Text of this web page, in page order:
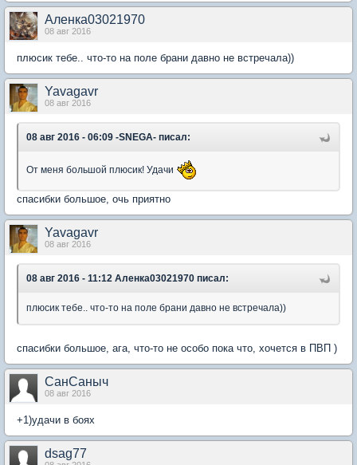
Аленка03021970
08 авг 2016
плюсик тебе.. что-то на поле брани давно не встречала))
Yavagavr
08 авг 2016
08 авг 2016 - 06:09 -SNEGA- писал:
От меня большой плюсик! Удачи
спасибки большое, очь приятно
Yavagavr
08 авг 2016
08 авг 2016 - 11:12 Аленка03021970 писал:
плюсик тебе.. что-то на поле брани давно не встречала))
спасибки большое, ага, что-то не особо пока что, хочется в ПВП )
СанСаныч
08 авг 2016
+1)удачи в боях
dsag77